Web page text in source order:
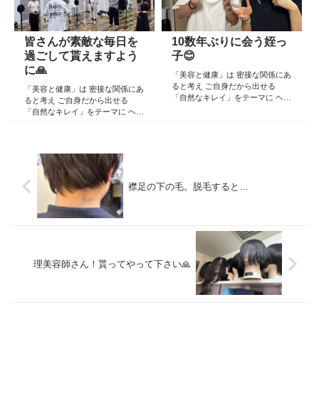
皆さんが素敵な毎日を
過ごして貰えますよう
に🙏
「美容と健康」は 密接な関係にあ
ると考え ご自身だから出せる
「自然なキレイ」をテーマに ヘア
より スタートしたこのブログ
日々の事や...
10数年ぶりに会う姪っ
子😊
「美容と健康」は 密接な関係にあ
ると考え ご自身だから出せる
「自然なキレイ」をテーマに ヘア
襟足の下の毛。脱毛すると…
理美容師さん！貰ってやって下さい🙏